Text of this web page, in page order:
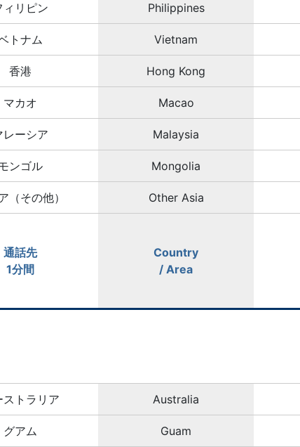
ィリピン Philippines
トナム Vietnam
香港 Hong Kong
マカオ Macao
レーシア Malaysia
ンゴル Mongolia
（その他） Other Asia
通話先
1分間
Country
/ Area
ストラリア Australia
グアム Guam